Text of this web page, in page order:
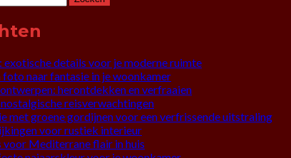
details voor je moderne ruimte
foto naar fantasie in je woonkamer
herontdekken en verfraaien
reisverwachtingen
met groene gordijnen voor een verfrissende uitstraling
voor rustiek interieur
voor Mediterrane flair in huis